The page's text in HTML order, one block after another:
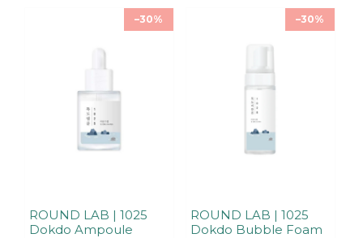
–30%
ROUND LAB | 1025
Dokdo Ampoule
–30%
ROUND LAB | 1025
Dokdo Bubble Foam